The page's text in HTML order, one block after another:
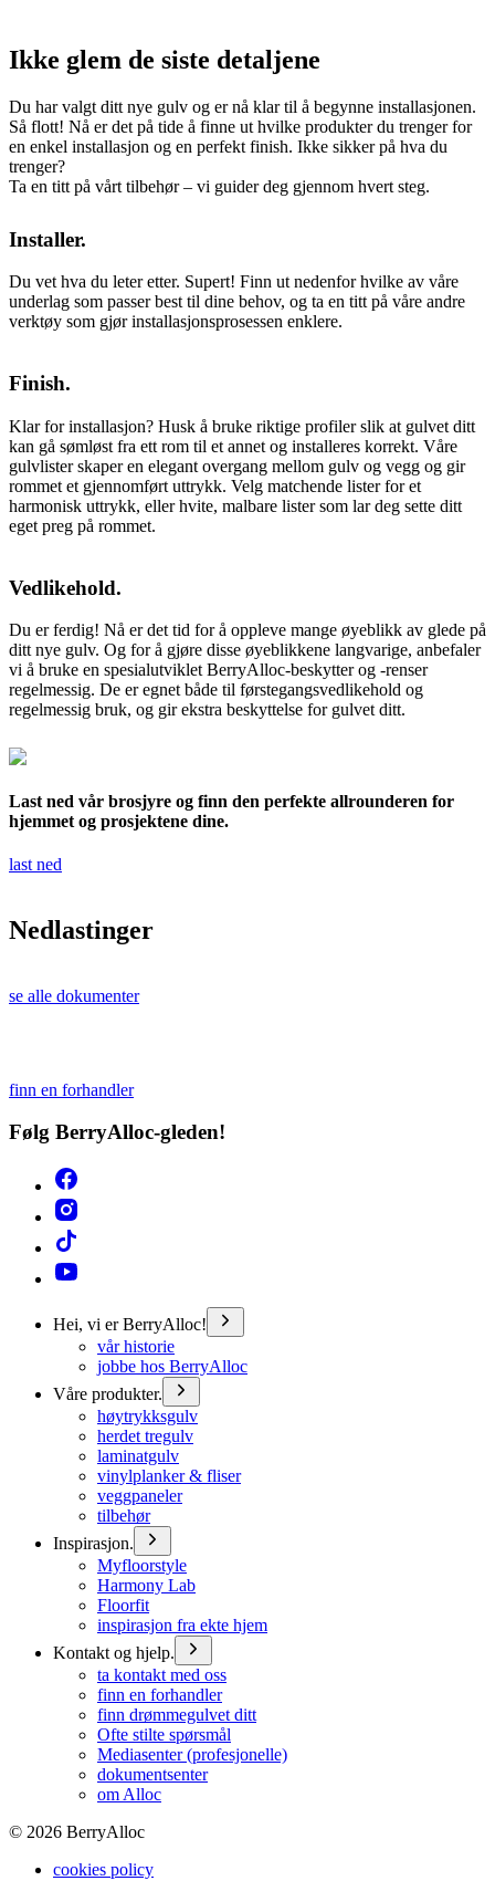
Ikke glem de siste detaljene
Du har valgt ditt nye gulv og er nå klar til å begynne installasjonen.
Så flott! Nå er det på tide å finne ut hvilke produkter du trenger for
en enkel installasjon og en perfekt finish. Ikke sikker på hva du
trenger?
Ta en titt på vårt tilbehør – vi guider deg gjennom hvert steg.
Installer.
Du vet hva du leter etter. Supert! Finn ut nedenfor hvilke av våre
underlag som passer best til dine behov, og ta en titt på våre andre
verktøy som gjør installasjonsprosessen enklere.
Finish.
Klar for installasjon? Husk å bruke riktige profiler slik at gulvet ditt
kan gå sømløst fra ett rom til et annet og installeres korrekt. Våre
gulvlister skaper en elegant overgang mellom gulv og vegg og gir
rommet et gjennomført uttrykk. Velg matchende lister for et
harmonisk uttrykk, eller hvite, malbare lister som lar deg sette ditt
eget preg på rommet.
Vedlikehold.
Du er ferdig! Nå er det tid for å oppleve mange øyeblikk av glede på
ditt nye gulv. Og for å gjøre disse øyeblikkene langvarige, anbefaler
vi å bruke en spesialutviklet BerryAlloc-beskytter og -renser
regelmessig. De er egnet både til førstegangsvedlikehold og
regelmessig bruk, og gir ekstra beskyttelse for gulvet ditt.
Last ned vår brosjyre og finn den perfekte allrounderen for
hjemmet og prosjektene dine.
last ned
Nedlastinger
se alle dokumenter
finn en forhandler
Følg BerryAlloc-gleden!
Hei, vi er BerryAlloc!
vår historie
jobbe hos BerryAlloc
Våre produkter.
høytrykksgulv
herdet tregulv
laminatgulv
vinylplanker & fliser
veggpaneler
tilbehør
Inspirasjon.
Myfloorstyle
Harmony Lab
Floorfit
inspirasjon fra ekte hjem
Kontakt og hjelp.
ta kontakt med oss
finn en forhandler
finn drømmegulvet ditt
Ofte stilte spørsmål
Mediasenter (profesjonelle)
dokumentsenter
om Alloc
© 2026 BerryAlloc
cookies policy